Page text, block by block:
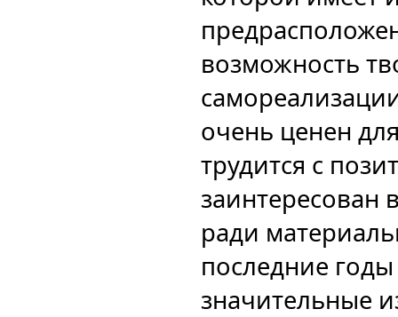
возможность
очень ценен
трудится с
заинтересован
ради
последние
значительные